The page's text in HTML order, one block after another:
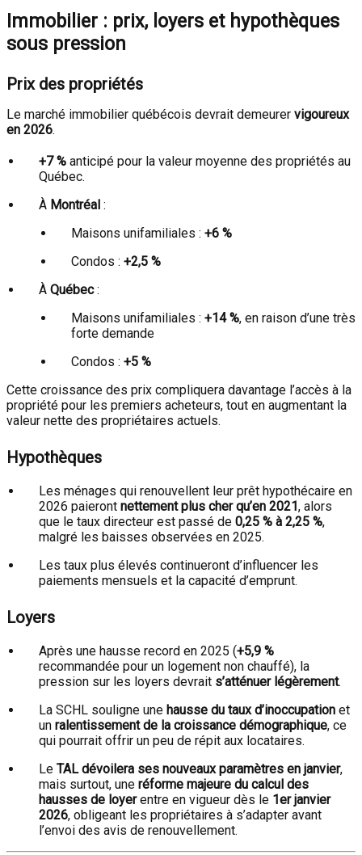
Immobilier : prix, loyers et hypothèques
sous pression
Prix des propriétés
Le marché immobilier québécois devrait demeurer vigoureux
en 2026.
+7 % anticipé pour la valeur moyenne des propriétés au
Québec.
À Montréal :
Maisons unifamiliales : +6 %
Condos : +2,5 %
À Québec:
Maisons unifamiliales : +14 %, en raison d’une très
forte demande
Condos : +5 %
Cette croissance des prix compliquera davantage l’accès à la
propriété pour les premiers acheteurs, tout en augmentant la
valeur nette des propriétaires actuels.
Hypothèques
Les ménages qui renouvellent leur prêt hypothécaire en
2026 paieront nettement plus cher qu’en 2021, alors
que le taux directeur est passé de 0,25 % à 2,25 %,
malgré les baisses observées en 2025.
Les taux plus élevés continueront d’influencer les
paiements mensuels et la capacité d’emprunt.
Loyers
Après une hausse record en 2025 (+5,9 %
recommandée pour un logement non chauffé), la
pression sur les loyers devrait s’atténuer légèrement.
La SCHL souligne une hausse du taux d’inoccupation et
un ralentissement de la croissance démographique, ce
qui pourrait offrir un peu de répit aux locataires.
Le TAL dévoilera ses nouveaux paramètres en janvier,
mais surtout, une réforme majeure du calcul des
hausses de loyerentre en vigueur dès le 1er janvier
2026, obligeant les propriétaires à s’adapter avant
l’envoi des avis de renouvellement.